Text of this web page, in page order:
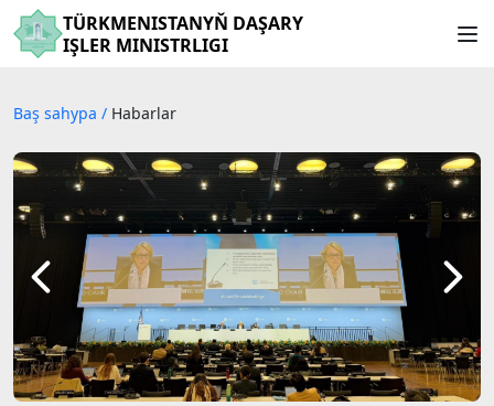
TÜRKMENISTANYŇ DAŞARY
IŞLER MINISTRLIGI
Baş sahypa / Habarlar